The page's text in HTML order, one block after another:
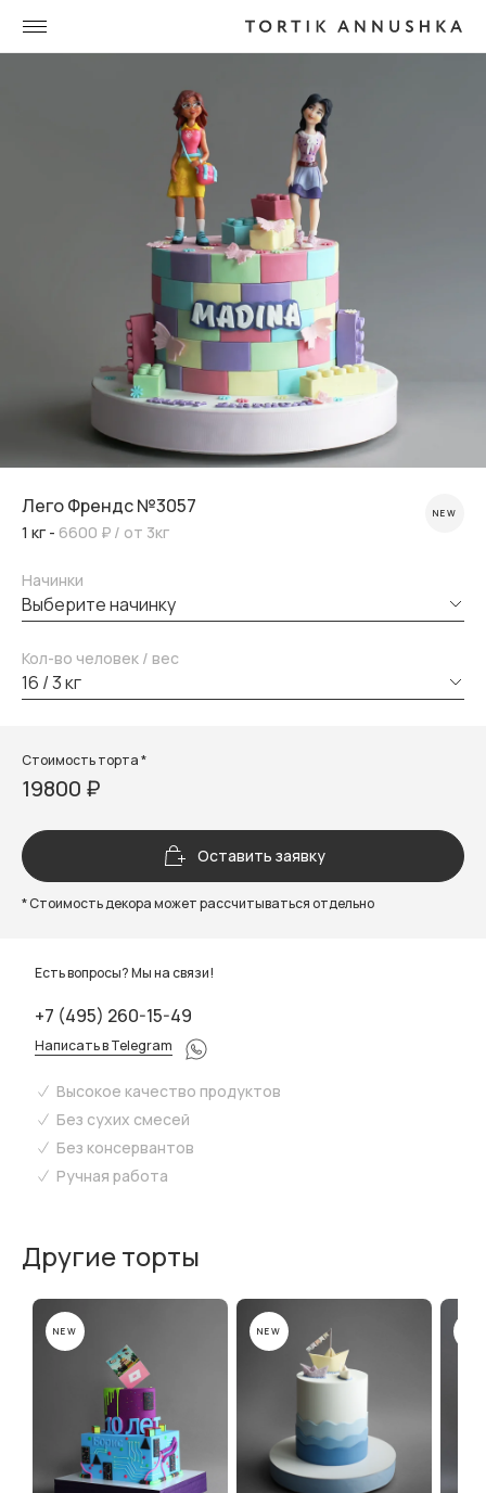
Лего Френдс №3057
1 кг - 6600 ₽ / от 3кг
NEW
Начинки
выберите начинку
Кол-во человек / вес
16 / 3 кг
Стоимость торта *
19800 ₽
Оставить заявку
* Стоимость декора может рассчитываться отдельно
Есть вопросы? Мы на связи!
+7 (495) 260-15-49
Написать в Telegram
Высокое качество продуктов
Без сухих смесей
Без консервантов
Ручная работа
Другие торты
NEW NEW